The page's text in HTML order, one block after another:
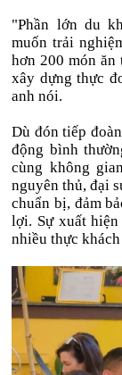
"Phần lớn du
muốn trải
hơn 200 món ăn
xây dựng thực
anh nói.
Dù đón tiếp
động bình
cùng không
nguyên thủ, đại
chuẩn bị, đảm
lợi. Sự xuất
nhiều thực